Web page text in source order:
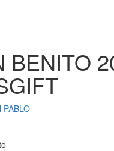
BENITO
PABLO